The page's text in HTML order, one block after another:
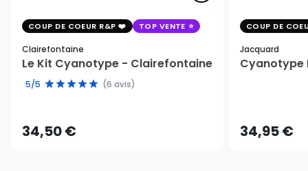
COUP DE COEUR R&P TOP VENTE
Clairefontaine
Le Kit Cyanotype - Clairefontaine
5/5 (6 avis)
34,50 €
COUP DE
Jacquard
Cyanotype
34,95 €